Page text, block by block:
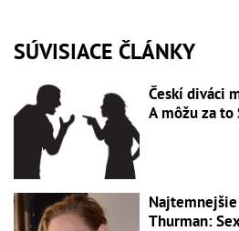
SÚVISIACE ČLÁNKY
Českí diváci
A môžu za to
Thurman: